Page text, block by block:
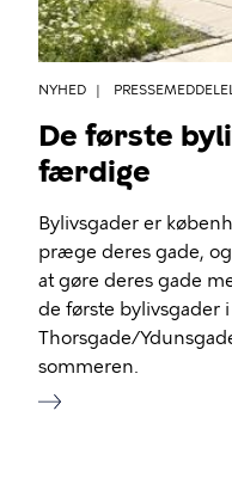
NYHED
De første
færdige
Bylivsgader er
præge deres gade,
at gøre deres gade
de første bylivsgader
Thorsgade/
sommeren.